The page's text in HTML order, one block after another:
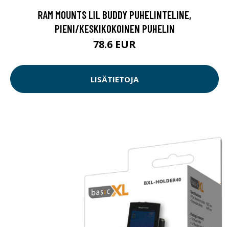
RAM MOUNTS LIL BUDDY PUHELINTELINE,
PIENI/KESKIKOKOINEN PUHELIN
78.6 EUR
LISÄTIETOJA